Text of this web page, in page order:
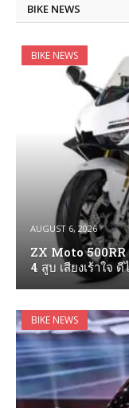
BIKE NEWS
BIKE NEWS
AUGUST 6, 2026
ZX Moto 500RR
4 สูบ เสียงเร้าใจ
BIKE NEWS